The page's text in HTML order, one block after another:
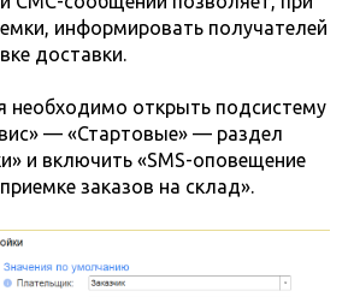
информировать получателей
доставки.
необходимо открыть подсистему
— «Стартовые» — раздел
и включить «SMS-оповещение
заказов на склад».